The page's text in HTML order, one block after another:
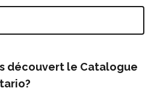
découvert le Catalogue